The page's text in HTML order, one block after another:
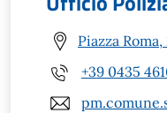
Piazza
+39 0435